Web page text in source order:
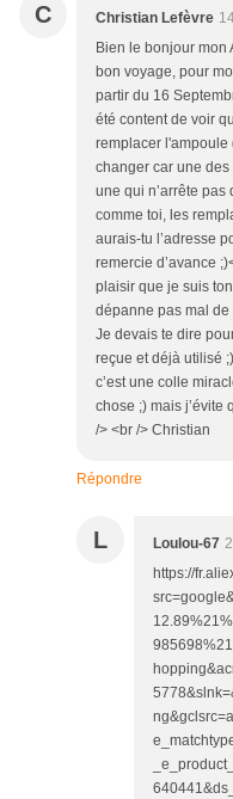
C Christian Lefèvre
Bien le bonjour mon
bon voyage, pour
partir du 16
été content de voir
remplacer l'ampoule
changer car une des
une qui n’arrête
comme toi, les
aurais-tu l’adresse
remercie d’avance
plaisir que je suis
dépanne pas mal de
Je devais te dire
reçue et déjà utilisé
c’est une colle
chose ;) mais j’évite
/> <br /> Christian
Répondre
L Loulou-67
https://